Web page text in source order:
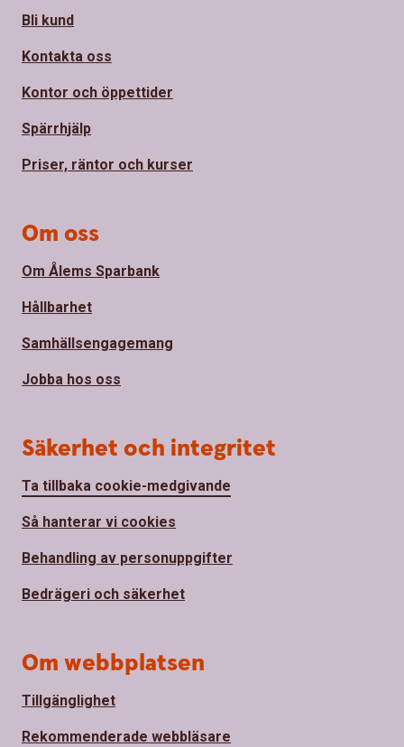
Bli kund
Kontakta oss
Kontor och öppettider
Spärrhjälp
Priser, räntor och kurser
Om oss
Om Ålems Sparbank
Hållbarhet
Samhällsengagemang
Jobba hos oss
Säkerhet och integritet
Ta tillbaka cookie-medgivande
Så hanterar vi cookies
Behandling av personuppgifter
Bedrägeri och säkerhet
Om webbplatsen
Tillgänglighet
Rekommenderade webbläsare